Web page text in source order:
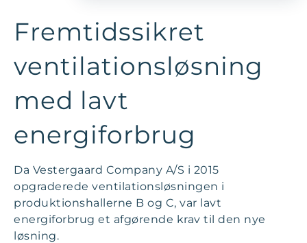
Fremtidssikret
ventilationsløsning
med lavt
energiforbrug
Da Vestergaard Company A/S i 2015
opgraderede ventilationsløsningen i
produktionshallerne B og C, var lavt
energiforbrug et afgørende krav til den nye
løsning.